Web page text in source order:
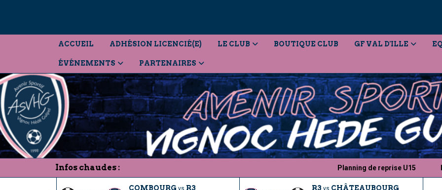
ACCUEIL ADHÉSION LICENCIÉ(E) LE CLUB BOUTIQUE CLUB GF VAL D'ILLE
ÉVÉNEMENTS PARTENAIRES
Infos chaudes : Planning de reprise U15
COMBOURG R3 R3 CHÂTEAUBOURG